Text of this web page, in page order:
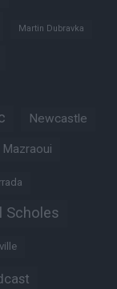
Martin Dubravka
Newcastle
Scholes